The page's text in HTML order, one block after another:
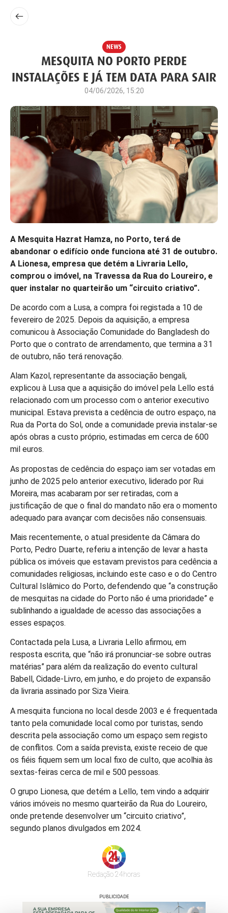
NEWS
MESQUITA NO PORTO PERDE
INSTALAÇÕES E JÁ TEM DATA PARA SAIR
04/06/2026, 15:20
A Mesquita Hazrat Hamza, no Porto, terá de
abandonar o edifício onde funciona até 31 de outubro.
A Lionesa, empresa que detém a Livraria Lello,
comprou o imóvel, na Travessa da Rua do Loureiro, e
quer instalar no quarteirão um “circuito criativo”.
De acordo com a Lusa, a compra foi registada a 10 de
fevereiro de 2025. Depois da aquisição, a empresa
comunicou à Associação Comunidade do Bangladesh do
Porto que o contrato de arrendamento, que termina a 31
de outubro, não terá renovação.
Alam Kazol, representante da associação bengali,
explicou à Lusa que a aquisição do imóvel pela Lello está
relacionado com um processo com o anterior executivo
municipal. Estava prevista a cedência de outro espaço, na
Rua da Porta do Sol, onde a comunidade previa instalar-se
após obras a custo próprio, estimadas em cerca de 600
mil euros.
As propostas de cedência do espaço iam ser votadas em
junho de 2025 pelo anterior executivo, liderado por Rui
Moreira, mas acabaram por ser retiradas, com a
justificação de que o final do mandato não era o momento
adequado para avançar com decisões não consensuais.
Mais recentemente, o atual presidente da Câmara do
Porto, Pedro Duarte, referiu a intenção de levar a hasta
pública os imóveis que estavam previstos para cedência a
comunidades religiosas, incluindo este caso e o do Centro
Cultural Islâmico do Porto, defendendo que “a construção
de mesquitas na cidade do Porto não é uma prioridade” e
sublinhando a igualdade de acesso das associações a
esses espaços.
Contactada pela Lusa, a Livraria Lello afirmou, em
resposta escrita, que “não irá pronunciar-se sobre outras
matérias” para além da realização do evento cultural
Babell, Cidade-Livro, em junho, e do projeto de expansão
da livraria assinado por Siza Vieira.
A mesquita funciona no local desde 2003 e é frequentada
tanto pela comunidade local como por turistas, sendo
descrita pela associação como um espaço sem registo
de conflitos. Com a saída prevista, existe receio de que
os fiéis fiquem sem um local fixo de culto, que acolhia às
sextas-feiras cerca de mil e 500 pessoas.
O grupo Lionesa, que detém a Lello, tem vindo a adquirir
vários imóveis no mesmo quarteirão da Rua do Loureiro,
onde pretende desenvolver um “circuito criativo”,
segundo planos divulgados em 2024.
Redação 24horas
PUBLICIDADE